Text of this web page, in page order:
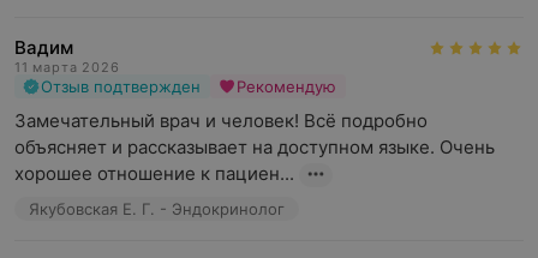
Вадим
11 марта 2026
Отзыв подтвержден Рекомендую
Замечательный врач и человек! Всё подробно
объясняет и рассказывает на доступном языке. Очень
хорошее отношение к пациен...
Якубовская Е. Г. - Эндокринолог